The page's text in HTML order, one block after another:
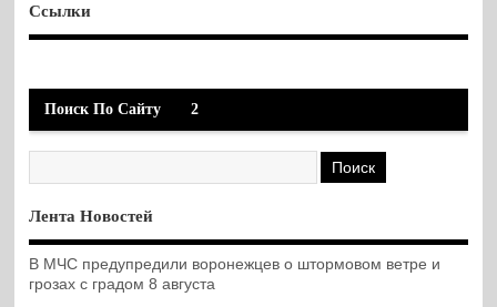
Ссылки
Поиск По Сайту 2
Лента Новостей
В МЧС предупредили воронежцев о штормовом ветре и
грозах с градом 8 августа